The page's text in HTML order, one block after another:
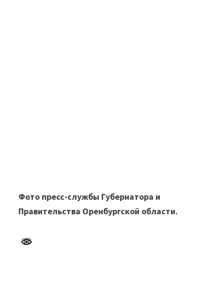
Фото пресс-службы Губернатора и
Правительства Оренбургской области.